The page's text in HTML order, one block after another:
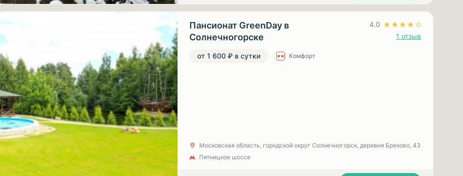
Пансионат GreenDay в
Солнечногорске
4.0
1 отзыв
от 1 600 ₽ в сутки Комфорт
Московская область, городской округ Солнечногорск, деревня Брехово, 43
Пятницкое шоссе